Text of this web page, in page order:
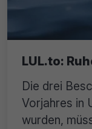
LUL.to:
Die drei
Vorjahres in
wurden,